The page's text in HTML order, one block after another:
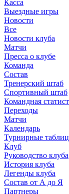
Касса
Выездные игры
Новости
Все
Новости клуба
Матчи
Пресса о клубе
Команда
Состав
Тренерский штаб
Спортивный штаб
Командная
Переходы
Матчи
Календарь
Турнирные
Клуб
Руководство клуба
История клуба
Легенды клуба
Состав от А до Я
Партнеры